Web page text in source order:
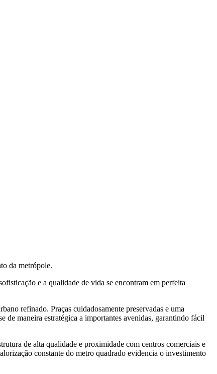
da metrópole.
e a qualidade de vida se encontram em perfeita
refinado. Praças cuidadosamente preservadas e uma
maneira estratégica a importantes avenidas, garantindo fácil
de alta qualidade e proximidade com centros comerciais e
constante do metro quadrado evidencia o investimento